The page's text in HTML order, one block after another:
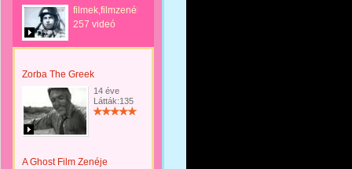
filmek,filmzenék
257 videó
Zorba The Greek
14 éve
Látták:135
A Ghost Film Zenéje